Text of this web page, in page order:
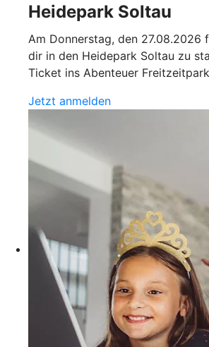
Heidepark Soltau
Am Donnerstag, den 27.08.2026
dir in den Heidepark Soltau zu
Ticket ins Abenteuer
Jetzt anmelden